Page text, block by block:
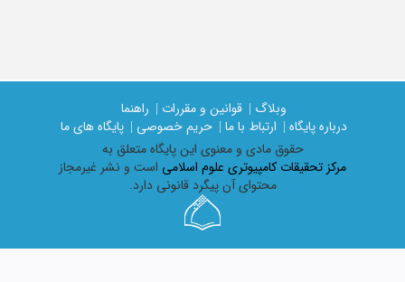
وبلاگ | قوانین و مقررات |
راهنما
درباره پایگاه |
ارتباط با ما | حریم خصوصی |
پایگاه های ما
حقوق مادی و معنوی اين پايگاه متعلق به
مرکز تحقیقات کامپیوتری علوم اسلامی است و نشر غیرمجاز
محتوای آن پیگرد قانونی دارد.